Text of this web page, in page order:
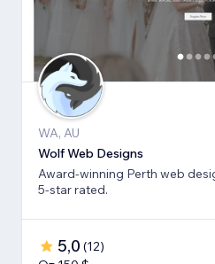
WA, AU
Wolf Web Designs
Award-winning Perth web
5-star rated.
5,0 (12)